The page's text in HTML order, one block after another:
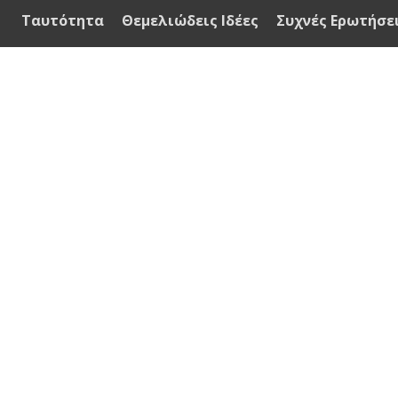
Ταυτότητα Θεμελιώδεις Ιδέες Συχνές